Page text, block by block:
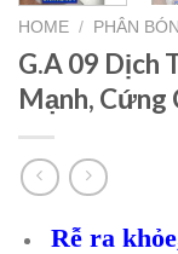
HOME / PHÂN
G.A 09 Dịch
Mạnh, Cứng
Rễ ra